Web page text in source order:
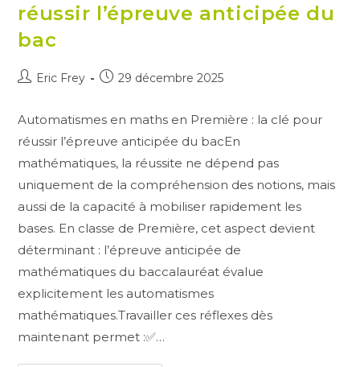
réussir l’épreuve anticipée du
bac
Auteur/autrice
publication :
Eric Frey
Publication
29 décembre 2025
Automatismes en maths en Première : la clé pour
réussir l’épreuve anticipée du bacEn
mathématiques, la réussite ne dépend pas
uniquement de la compréhension des notions, mais
aussi de la capacité à mobiliser rapidement les
bases. En classe de Première, cet aspect devient
déterminant : l’épreuve anticipée de
mathématiques du baccalauréat évalue
explicitement les automatismes
mathématiques.Travailler ces réflexes dès
maintenant permet :✅…